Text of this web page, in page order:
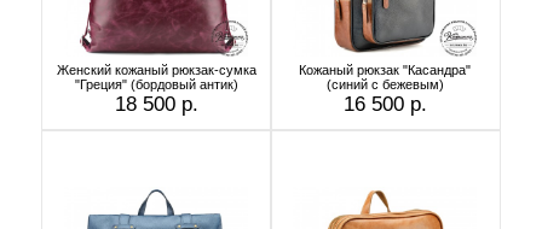
Женский кожаный рюкзак-сумка
"Греция" (бордовый антик)
18 500 р.
Кожаный рюкзак "Касандра"
(синий с бежевым)
16 500 р.